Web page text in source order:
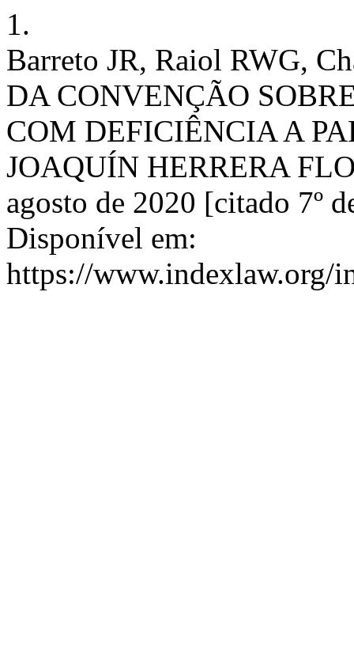
1.
Barreto JR, Raiol RWG,
DA CONVENÇÃO
COM DEFICIÊNCIA A
JOAQUÍN HERRERA
agosto de 2020 [citado 7º
Disponível em:
https://www.indexlaw.org/